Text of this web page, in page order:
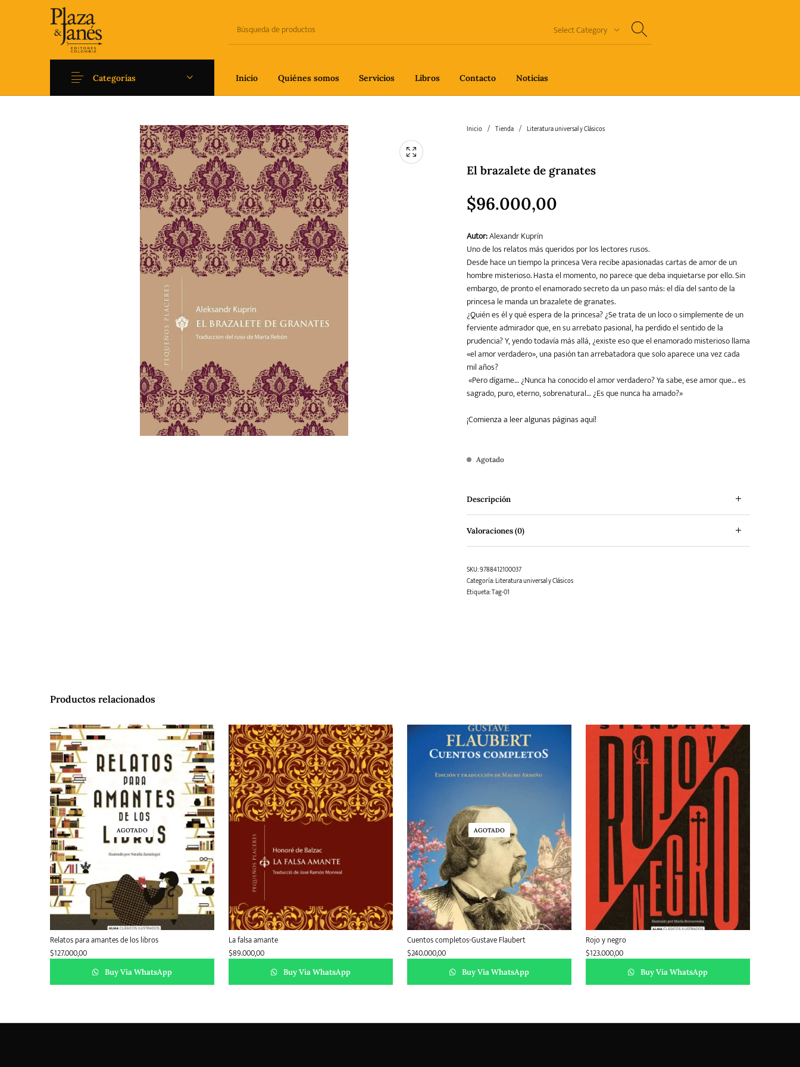
Select Category
Inicio Quiénes somos Servicios Libros Contacto Noticias
Categorías
Ficción Filosofía Gastronomía Horror Humor gráfico-Comic
Literatura universal y
Clásicos
Pedagogía Poesía Sagas
Young Adult
Inicio / Tienda / Literatura universal y Clásicos
El brazalete de granates
$96.000,00
Autor:Alexandr Kuprín
Uno de los relatos más queridos por los lectores rusos.
Desde hace un tiempo la princesa Vera recibe apasionadas cartas de amor de un
hombre misterioso. Hasta el momento, no parece que deba inquietarse por ello. Sin
embargo, de pronto el enamorado secreto da un paso más: el día del santo de la
princesa le manda un brazalete de granates.
¿Quién es él y qué espera de la princesa? ¿Se trata de un loco o simplemente de un
ferviente admirador que, en su arrebato pasional, ha perdido el sentido de la
prudencia? Y, yendo todavía más allá, ¿existe eso que el enamorado misterioso llama
«el amor verdadero», una pasión tan arrebatadora que solo aparece una vez cada
mil años?
«Pero dígame… ¿Nunca ha conocido el amor verdadero? Ya sabe, ese amor que… es
sagrado, puro, eterno, sobrenatural… ¿Es que nunca ha amado?»
¡Comienza a leer algunas páginas aquí!
Agotado
Descripción
Valoraciones (0)
SKU:9788412100037
Categoría:Literatura universal y Clásicos
Etiqueta:Tag-01
Productos relacionados
AGOTADO
Relatos para amantes de los libros
$127.000,00
Buy Via WhatsApp
La falsa amante
$89.000,00
Buy Via WhatsApp
AGOTADO
Cuentos completos-Gustave Flaubert
$240.000,00
Buy Via WhatsApp
Rojo y negro
$123.000,00
Buy Via WhatsApp